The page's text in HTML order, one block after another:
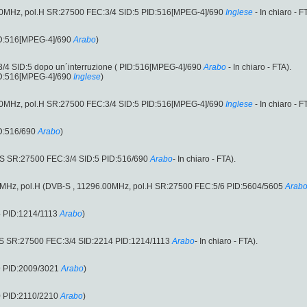
pol.H SR:27500 FEC:3/4 SID:5 PID:516[MPEG-4]/690 Inglese - In chiaro -
4]/690 Arabo)
SID:5 dopo un´interruzione ( PID:516[MPEG-4]/690 Arabo - In chiaro - FTA).
4]/690 Inglese)
pol.H SR:27500 FEC:3/4 SID:5 PID:516[MPEG-4]/690 Inglese - In chiaro -
690 Arabo)
SR:27500 FEC:3/4 SID:5 PID:516/690 Arabo- In chiaro - FTA).
pol.H (DVB-S , 11296.00MHz, pol.H SR:27500 FEC:5/6 PID:5604/5605 Arabo
1113 Arabo)
SR:27500 FEC:3/4 SID:2214 PID:1214/1113 Arabo- In chiaro - FTA).
3021 Arabo)
2210 Arabo)